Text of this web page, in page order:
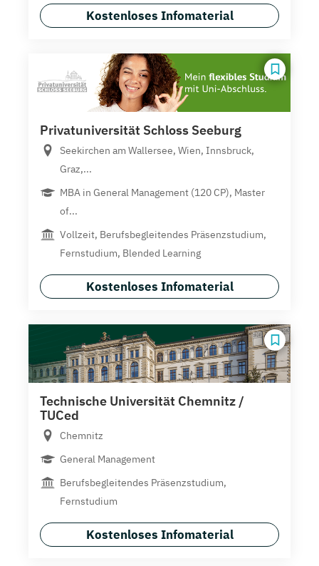
Kostenloses Infomaterial
Privatuniversität Schloss Seeburg
Seekirchen am Wallersee, Wien, Innsbruck,
Graz,...
MBA in General Management (120 CP), Master
of...
Vollzeit, Berufsbegleitendes Präsenzstudium,
Fernstudium, Blended Learning
Kostenloses Infomaterial
Technische Universität Chemnitz /
TUCed
Chemnitz
General Management
Berufsbegleitendes Präsenzstudium,
Fernstudium
Kostenloses Infomaterial